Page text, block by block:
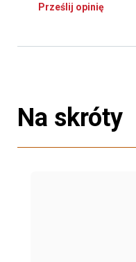
Prześlij opinię
Na skróty